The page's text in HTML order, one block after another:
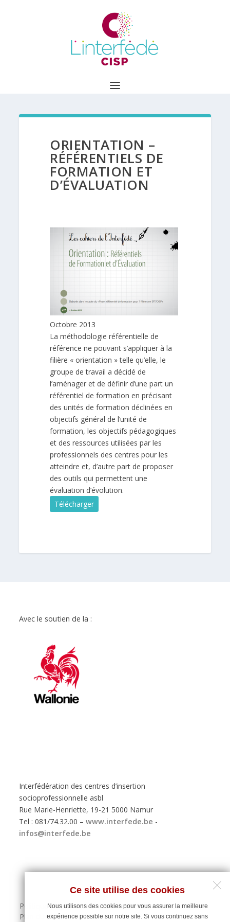
Ce site utilise des cookies
Nous utilisons des cookies pour vous assurer la meilleure
expérience possible sur notre site. Si vous continuez sans
ORIENTATION –
RÉFÉRENTIELS DE
FORMATION ET
D’ÉVALUATION
Octobre 2013
La méthodologie référentielle de
référence ne pouvant s’appliquer à la
filière « orientation » telle qu’elle, le
groupe de travail a décidé de
l’aménager et de définir d’une part un
référentiel de formation en précisant
des unités de formation déclinées en
objectifs général de l’unité de
formation, les objectifs pédagogiques
et des ressources utilisées par les
professionnels des centres pour les
atteindre et, d’autre part de proposer
des outils qui permettent une
évaluation d’évolution.
Télécharger
Avec le soutien de la :
Interfédération des centres d’insertion
socioprofessionnelle asbl
Rue Marie-Henriette, 19-21 5000 Namur
Tel : 081/74.32.00 –www.interfede.be -
infos@interfede.be
Politique de protection des données personnelles
Plan du site